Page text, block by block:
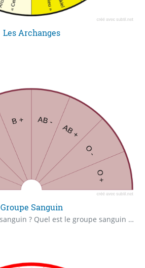
Les Archanges
Groupe Sanguin
Quel est mon groupe sanguin ? Quel est le groupe sanguin de (nom de la personne) ? Rappel: Ce biomètre n'est qu' une première indication, cela ne remplace pas l'examen médical pour savoir réellement votre groupe sanguin ou celui d'une personne et d'obtenir la carte de groupe sanguin attitré.